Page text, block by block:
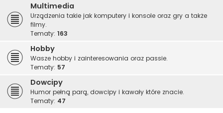
Multimedia
Urządzenia takie jak komputery i konsole oraz gry a także
filmy.
Tematy: 163
Hobby
Wasze hobby i zainteresowania oraz passie.
Tematy: 57
Dowcipy
Humor pełną parą, dowcipy i kawały które znacie.
Tematy: 47